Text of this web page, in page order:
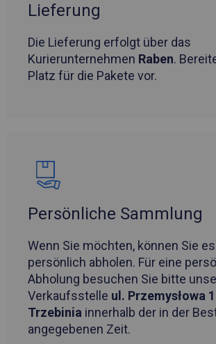
Lieferung
Die Lieferung erfolgt über das
Kurierunternehmen Raben.
Platz für die Pakete vor.
Persönliche Sammlung
Wenn Sie möchten, können Sie
persönlich abholen. Für eine
Abholung besuchen Sie bitte
Verkaufsstelle ul. Przemysłowa
Trzebinia innerhalb der in der
angegebenen Zeit.